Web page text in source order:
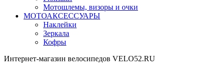
Мотошлемы, визоры и очки
МОТОАКСЕССУАРЫ
Наклейки
Зеркала
Кофры
Интернет-магазин велосипедов VELO52.RU